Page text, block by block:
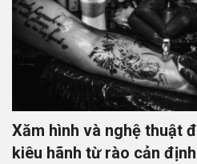
Xăm hình và nghệ thuật
kiêu hãnh từ rào cản